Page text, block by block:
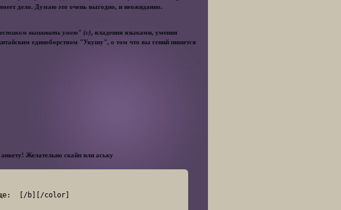
дело. Думаю это очень выгодно, и неожиданно.
вышивать умею" (с), владения языками, умения
единоборством "Укушу", о том что вы гений пишется
Желательно скайп или аську
[/b][/color]